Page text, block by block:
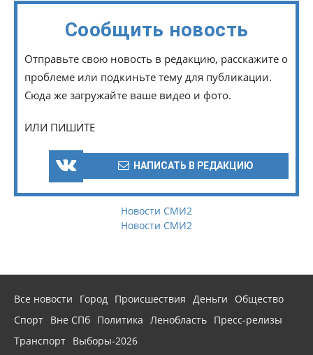
Сообщить новость
Отправьте свою новость в редакцию, расскажите о
проблеме или подкиньте тему для публикации.
Сюда же загружайте ваше видео и фото.
ИЛИ ПИШИТЕ
НАПИСАТЬ В РЕДАКЦИЮ
Новости СМИ2
Новости СМИ2
Все новости Город Происшествия Деньги
Общество
Спорт Вне СПб Политика Ленобласть Пресс-релизы
Транспорт Выборы-2026